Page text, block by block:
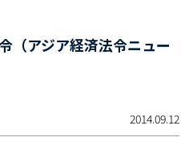
アジア経済法令ニュー
2014.09.12